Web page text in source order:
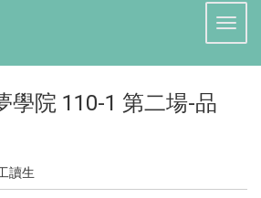
學院 110-1 第二場-品
讀生